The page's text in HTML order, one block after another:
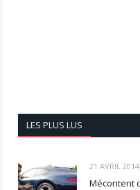
LES PLUS LUS
21 AVRIL 2014
Mécontent